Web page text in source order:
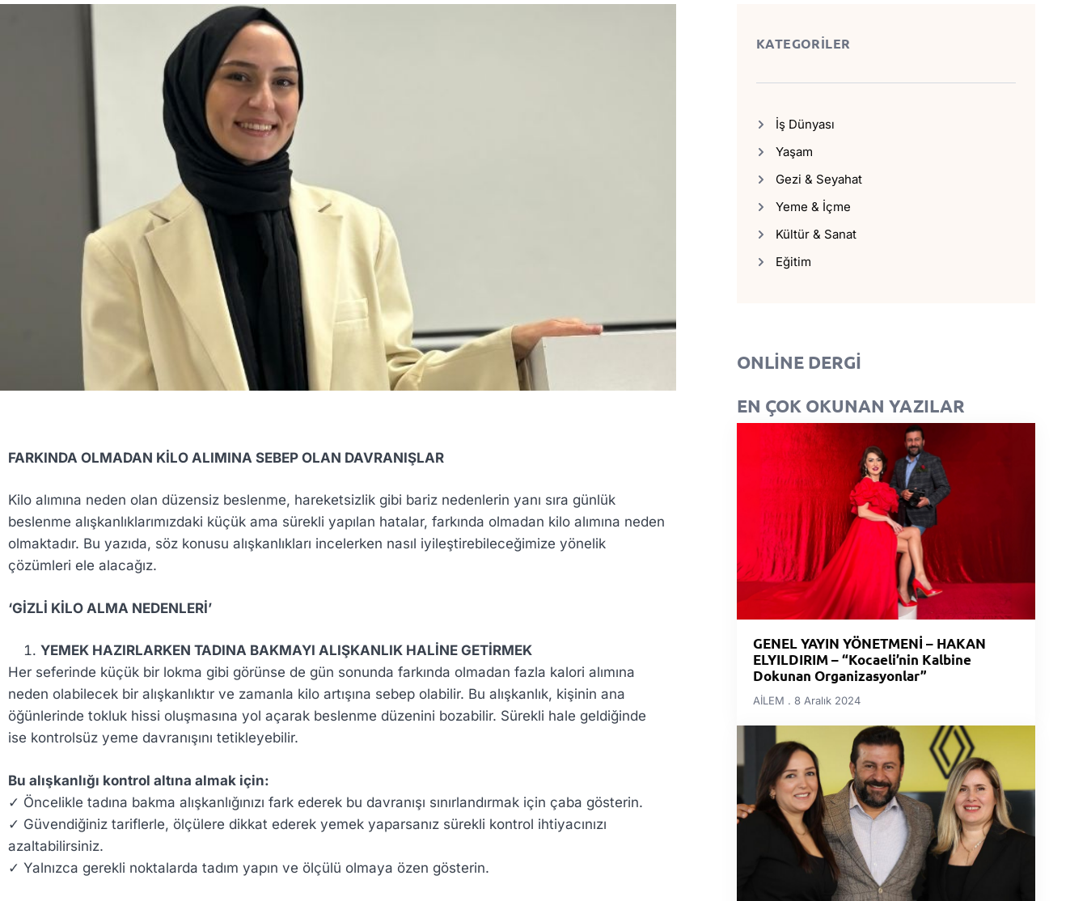
FARKINDA OLMADAN KİLO ALIMINA SEBEP OLAN DAVRANIŞLAR
Kilo alımına neden olan düzensiz beslenme, hareketsizlik gibi bariz nedenlerin yanı sıra günlük
beslenme alışkanlıklarımızdaki küçük ama sürekli yapılan hatalar, farkında olmadan kilo alımına neden
olmaktadır. Bu yazıda, söz konusu alışkanlıkları incelerken nasıl iyileştirebileceğimize yönelik
çözümleri ele alacağız.
‘GİZLİ KİLO ALMA NEDENLERİ’
YEMEK HAZIRLARKEN TADINA BAKMAYI ALIŞKANLIK HALİNE GETİRMEK
Her seferinde küçük bir lokma gibi görünse de gün sonunda farkında olmadan fazla kalori alımına
neden olabilecek bir alışkanlıktır ve zamanla kilo artışına sebep olabilir. Bu alışkanlık, kişinin ana
öğünlerinde tokluk hissi oluşmasına yol açarak beslenme düzenini bozabilir. Sürekli hale geldiğinde
ise kontrolsüz yeme davranışını tetikleyebilir.
Bu alışkanlığı kontrol altına almak için:
✓ Öncelikle tadına bakma alışkanlığınızı fark ederek bu davranışı sınırlandırmak için çaba gösterin.
✓ Güvendiğiniz tariflerle, ölçülere dikkat ederek yemek yaparsanız sürekli kontrol ihtiyacınızı
azaltabilirsiniz.
✓ Yalnızca gerekli noktalarda tadım yapın ve ölçülü olmaya özen gösterin.
KATEGORİLER
İş Dünyası
Yaşam
Gezi & Seyahat
Yeme & İçme
Kültür & Sanat
Eğitim
ONLİNE DERGİ
EN ÇOK OKUNAN YAZILAR
GENEL YAYIN YÖNETMENİ – HAKAN
ELYILDIRIM – “Kocaeli’nin Kalbine
Dokunan Organizasyonlar”
AİLEM 8 Aralık 2024